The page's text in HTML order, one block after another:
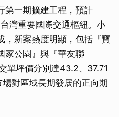
第一期擴建工程，預計
灣重要國際交通樞紐。小
，新案熱度明顯，包括『寶
家公園』與『華友聯
單坪價分別達43.2、37.71
對區域長期發展的正向期